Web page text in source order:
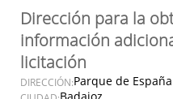
Dirección para la
información
licitación
DIRECCIÓN:Parque de España